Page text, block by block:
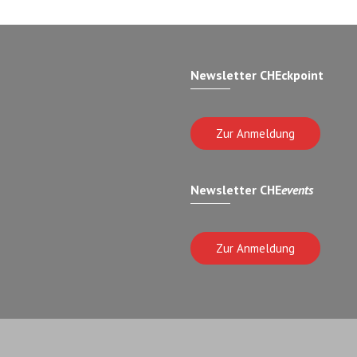
Newsletter CHEckpoint
Zur Anmeldung
Newsletter CHEevents
Zur Anmeldung